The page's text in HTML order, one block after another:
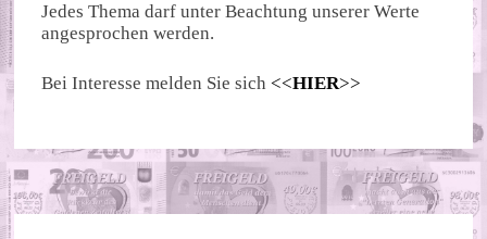
Jedes Thema darf unter Beachtung unserer Werte
angesprochen werden.
Bei Interesse melden Sie sich <<HIER>>